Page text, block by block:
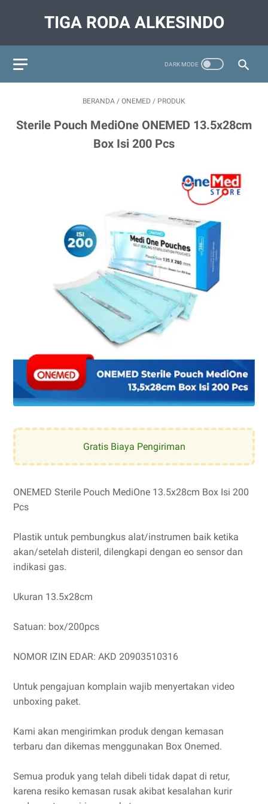
TIGA RODA ALKESINDO
BERANDA / ONEMED / PRODUK
Sterile Pouch MediOne ONEMED 13.5x28cm
Box Isi 200 Pcs
Gratis Biaya Pengiriman
ONEMED Sterile Pouch MediOne 13.5x28cm Box Isi 200
Pcs
Plastik untuk pembungkus alat/instrumen baik ketika
akan/setelah disteril, dilengkapi dengan eo sensor dan
indikasi gas.
Ukuran 13.5x28cm
Satuan: box/200pcs
NOMOR IZIN EDAR: AKD 20903510316
Untuk pengajuan komplain wajib menyertakan video
unboxing paket.
Kami akan mengirimkan produk dengan kemasan
terbaru dan dikemas menggunakan Box Onemed.
Semua produk yang telah dibeli tidak dapat di retur,
karena resiko kemasan rusak akibat kesalahan kurir